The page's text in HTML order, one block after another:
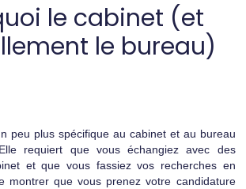
le cabinet (et
le bureau)
peu plus spécifique au cabinet et au bureau
requiert que vous échangiez avec des
et que vous fassiez vos recherches en
montrer que vous prenez votre candidature